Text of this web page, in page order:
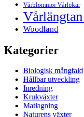
Vårblommor Vårlökar
Woodland
Kategorier
Biologisk mångfald
Hållbar utveckling
Inredning
Krukväxter
Matlagning
Naturens växter